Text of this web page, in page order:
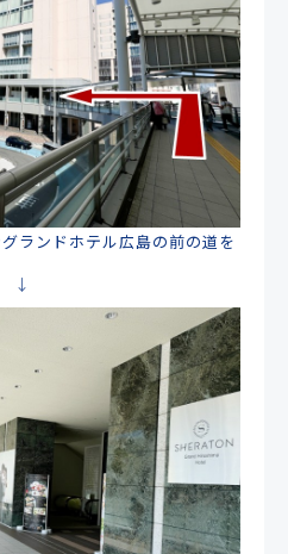
ランドホテル広島の前の道を